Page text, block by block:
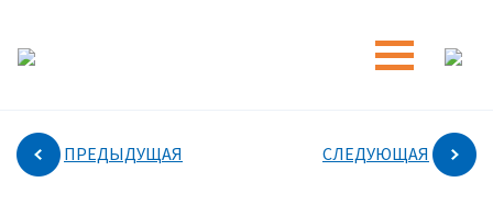
ПРЕДЫДУЩАЯ СЛЕДУЮЩАЯ